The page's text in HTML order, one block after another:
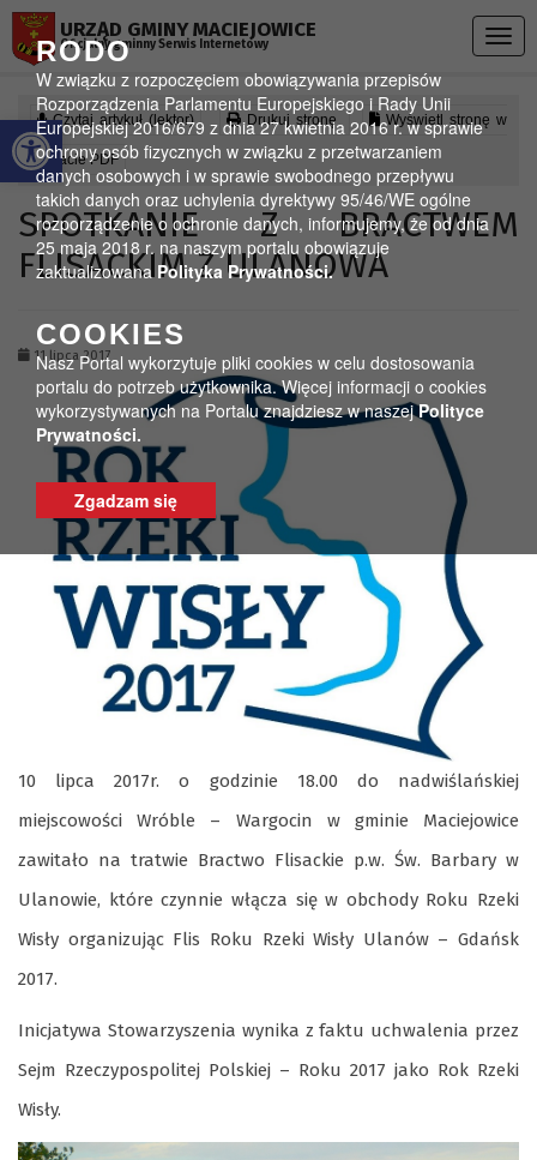
Otwórz pasek narzędzi
RODO
W związku z rozpoczęciem obowiązywania przepisów
Rozporządzenia Parlamentu Europejskiego i Rady Unii
Europejskiej 2016/679 z dnia 27 kwietnia 2016 r. w sprawie
ochrony osób fizycznych w związku z przetwarzaniem
danych osobowych i w sprawie swobodnego przepływu
takich danych oraz uchylenia dyrektywy 95/46/WE ogólne
rozporządzenie o ochronie danych, informujemy, że od dnia
25 maja 2018 r. na naszym portalu obowiązuje
zaktualizowanaPolityka Prywatności.
COOKIES
Nasz Portal wykorzytuje pliki cookies w celu dostosowania
portalu do potrzeb użytkownika. Więcej informacji o cookies
wykorzystywanych na Portalu znajdziesz w naszejPolityce
Prywatności.
Zgadzam się
URZĄD GMINY MACIEJOWICE
Oficjalny gminny Serwis Internetowy
Czytaj artykuł (lektor) Drukuj stronę Wyświetl stronę w
formacie PDF
SPOTKANIE Z BRACTWEM
FLISACKIM Z ULANOWA
11 lipca 2017
10 lipca 2017r. o godzinie 18.00 do nadwiślańskiej
miejscowości Wróble – Wargocin w gminie Maciejowice
zawitało na tratwie Bractwo Flisackie p.w. Św. Barbary w
Ulanowie, które czynnie włącza się w obchody Roku Rzeki
Wisły organizując Flis Roku Rzeki Wisły Ulanów – Gdańsk
2017.
Inicjatywa Stowarzyszenia wynika z faktu uchwalenia przez
Sejm Rzeczypospolitej Polskiej – Roku 2017 jako Rok Rzeki
Wisły.